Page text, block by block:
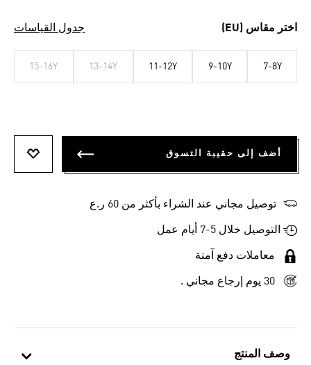
وصف المنتج
اختر مقاس (EU) جدول القياسات
7-8Y
9-10Y
11-12Y
13-14Y
15-16Y
أضف إلى حقيبة التسوق
توصيل مجاني عند الشراء بأكثر من 60 ر.ع
التوصيل خلال 5-7 أيام عمل
معاملات دفع آمنة